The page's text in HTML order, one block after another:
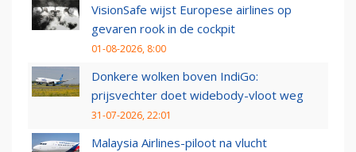
VisionSafe wijst Europese airlines op
gevaren rook in de cockpit
01-08-2026, 8:00
Donkere wolken boven IndiGo:
prijsvechter doet widebody-vloot weg
31-07-2026, 22:01
Malaysia Airlines-piloot na vlucht